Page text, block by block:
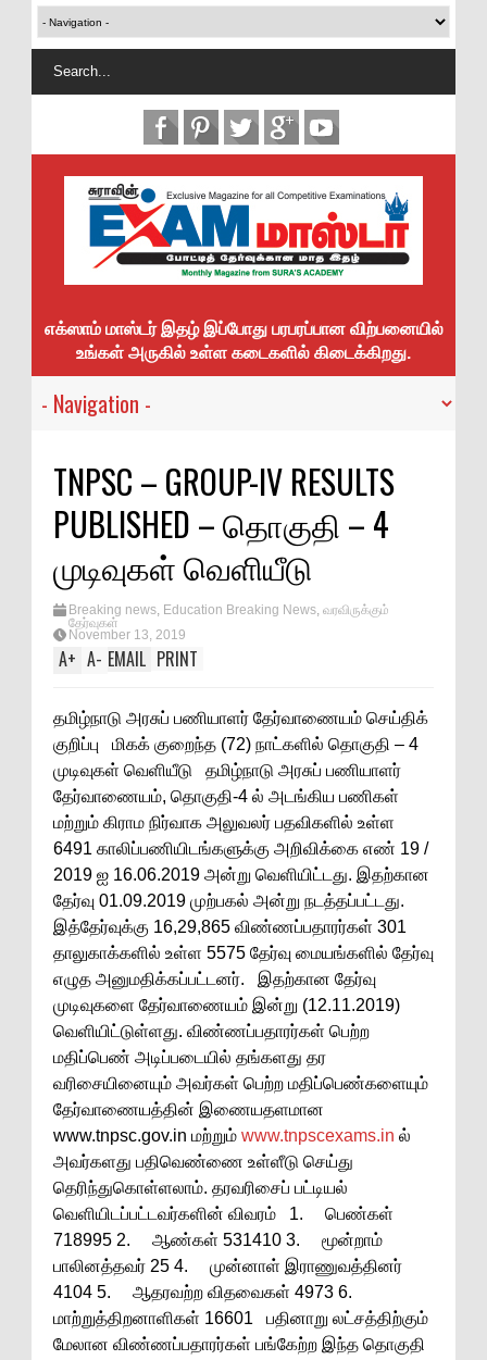
எக்ஸாம் மாஸ்டர் இதழ் இப்போது பரபரப்பான விற்பனையில்
உங்கள் அருகில் உள்ள கடைகளில் கிடைக்கிறது.
TNPSC – GROUP-IV RESULTS
PUBLISHED – தொகுதி – 4
முடிவுகள் வெளியீடு
Breaking news, Education Breaking News, வரவிருக்கும்
தேர்வுகள்
November 13, 2019
A+ A- EMAIL PRINT
தமிழ்நாடு அரசுப் பணியாளர் தேர்வாணையம் செய்திக்
குறிப்பு மிகக் குறைந்த (72) நாட்களில் தொகுதி – 4
முடிவுகள் வெளியீடு தமிழ்நாடு அரசுப் பணியாளர்
தேர்வாணையம், தொகுதி-4 ல் அடங்கிய பணிகள்
மற்றும் கிராம நிர்வாக அலுவலர் பதவிகளில் உள்ள
6491 காலிப்பணியிடங்களுக்கு அறிவிக்கை எண் 19 /
2019 ஐ 16.06.2019 அன்று வெளியிட்டது. இதற்கான
தேர்வு 01.09.2019 முற்பகல் அன்று நடத்தப்பட்டது.
இத்தேர்வுக்கு 16,29,865 விண்ணப்பதாரர்கள் 301
தாலுகாக்களில் உள்ள 5575 தேர்வு மையங்களில் தேர்வு
எழுத அனுமதிக்கப்பட்டனர். இதற்கான தேர்வு
முடிவுகளை தேர்வாணையம் இன்று (12.11.2019)
வெளியிட்டுள்ளது. விண்ணப்பதாரர்கள் பெற்ற
மதிப்பெண் அடிப்படையில் தங்களது தர
வரிசையினையும் அவர்கள் பெற்ற மதிப்பெண்களையும்
தேர்வாணையத்தின் இணையதளமான
www.tnpsc.gov.in மற்றும் www.tnpscexams.in ல்
அவர்களது பதிவெண்ணை உள்ளீடு செய்து
தெரிந்துகொள்ளலாம். தரவரிசைப் பட்டியல்
வெளியிடப்பட்டவர்களின் விவரம் 1. பெண்கள்
718995 2. ஆண்கள் 531410 3. மூன்றாம்
பாலினத்தவர் 25 4. முன்னாள் இராணுவத்தினர்
4104 5. ஆதரவற்ற விதவைகள் 4973 6.
மாற்றுத்திறனாளிகள் 16601 பதினாறு லட்சத்திற்கும்
மேலான விண்ணப்பதாரர்கள் பங்கேற்ற இந்த தொகுதி